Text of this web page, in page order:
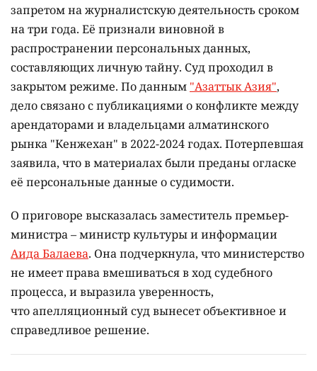
запретом на журналистскую деятельность сроком
на три года. Её признали виновной в
распространении персональных данных,
составляющих личную тайну. Суд проходил в
закрытом режиме. По данным "Азаттык Азия",
дело связано с публикациями о конфликте между
арендаторами и владельцами алматинского
рынка "Кенжехан" в 2022-2024 годах. Потерпевшая
заявила, что в материалах были преданы огласке
её персональные данные о судимости.
О приговоре высказалась заместитель премьер-
министра – министр культуры и информации
Аида Балаева. Она подчеркнула, что министерство
не имеет права вмешиваться в ход судебного
процесса, и выразила уверенность,
что апелляционный суд вынесет объективное и
справедливое решение.